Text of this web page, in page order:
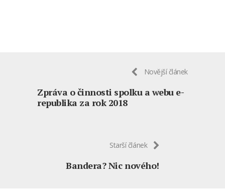
Novější článek
Zpráva o činnosti spolku a webu e-
republika za rok 2018
Starší článek
Bandera? Nic nového!